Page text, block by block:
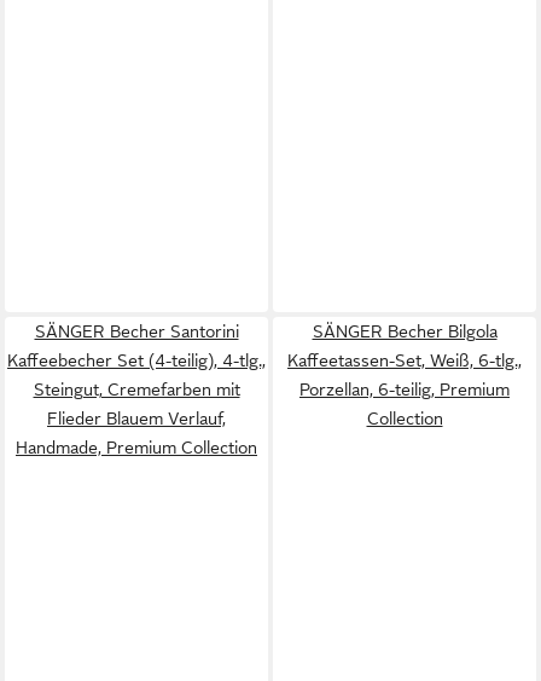
SÄNGER Becher Santorini
Kaffeebecher Set (4-teilig), 4-tlg.,
Steingut, Cremefarben mit
Flieder Blauem Verlauf,
Handmade, Premium Collection
SÄNGER Becher Bilgola
Kaffeetassen-Set, Weiß, 6-tlg.,
Porzellan, 6-teilig, Premium
Collection